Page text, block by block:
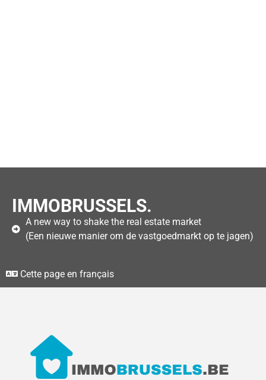
IMMOBRUSSELS.
A new way to shake the real estate market
(Een nieuwe manier om de vastgoedmarkt op te jagen)
Cette page en français